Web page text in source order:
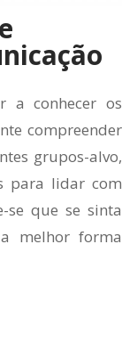
a conhecer os
compreender
grupos-alvo,
para lidar com
se que se sinta
melhor forma